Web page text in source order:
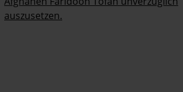
auszusetzen.